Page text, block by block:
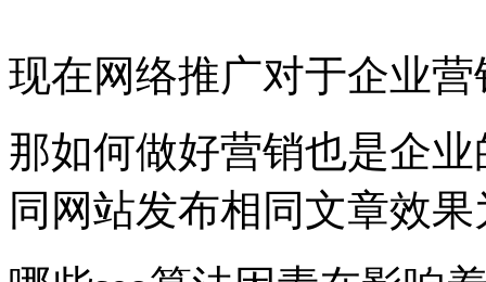
现在网络推广对于企业
那如何做好营销也是企
同网站发布相同文章效